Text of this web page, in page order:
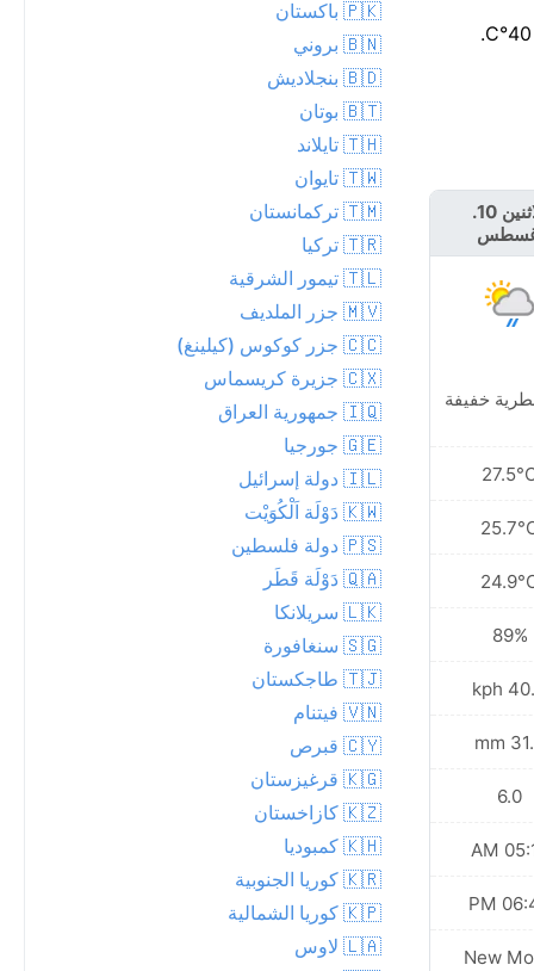
الاثنين 10.
خفيفة
89%
40.3
31.2
6.0
New
الثلاثاء 11.
أغسطس
أمطار معتدلة
25.2°C
24.4°C
23.0°C
94%
49.7 kph
77.6 mm
6.0
05:17 AM
06:41 PM
New Moon
🇵🇰 باكستان
🇧🇳 بروني
🇧🇩 بنجلاديش
🇧🇹 بوتان
🇹🇭 تايلاند
🇹🇼 تايوان
🇹🇲 تركمانستان
🇹🇷 تركيا
🇹🇱 تيمور الشرقية
🇲🇻 جزر الملديف
🇨🇨 جزر كوكوس (كيلينغ)
🇨🇽 جزيرة كريسماس
🇮🇶 جمهورية العراق
🇬🇪 جورجيا
🇮🇱 دولة إسرائيل
🇰🇼 دَوْلَة اَلْكُوَيْت
🇵🇸 دولة فلسطين
🇶🇦 دَوْلَة قَطَر
🇱🇰 سريلانكا
🇸🇬 سنغافورة
🇹🇯 طاجكستان
🇻🇳 فيتنام
🇨🇾 قبرص
🇰🇬 قرغيزستان
🇰🇿 كازاخستان
🇰🇭 كمبوديا
🇰🇷 كوريا الجنوبية
🇰🇵 كوريا الشمالية
🇱🇦 لاوس